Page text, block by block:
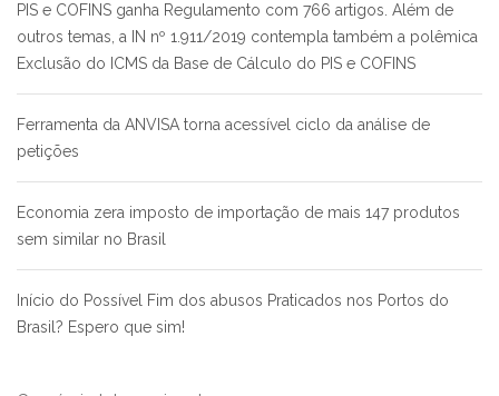
PIS e COFINS ganha Regulamento com 766 artigos. Além de
outros temas, a IN nº 1.911/2019 contempla também a polêmica
Exclusão do ICMS da Base de Cálculo do PIS e COFINS
Ferramenta da ANVISA torna acessível ciclo da análise de
petições
Economia zera imposto de importação de mais 147 produtos
sem similar no Brasil
Início do Possível Fim dos abusos Praticados nos Portos do
Brasil? Espero que sim!